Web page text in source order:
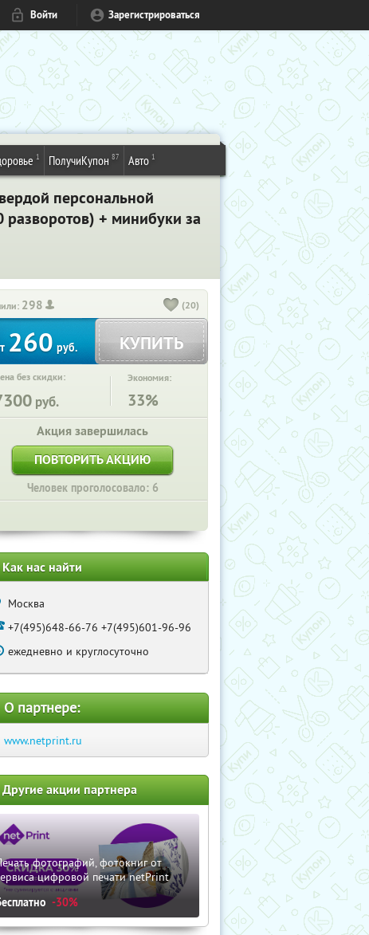
Войти Зарегистрироваться
1 ПолучиКупон 87 Авто 1
персональной
+ минибуки за
298 (20)
260руб. КУПИТЬ
без скидки:
руб.
Экономия:
33%
Акция завершилась
ПОВТОРИТЬ АКЦИЮ
Человек проголосовало: 6
Как нас найти
Москва
+7(495)648-66-76 +7(495)601-96-96
ежедневно и круглосуточно
О партнере:
www.netprint.ru
Другие акции партнера
фотографий, фотокниг от
цифровой печати netPrint
-30%